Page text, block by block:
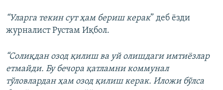
“Уларга текин сут ҳам бериш керак” деб ёзди
журналист Рустам Иқбол.
“Солиқдан озод қилиш ва уй олишдаги имтиёзлар
етмайди. Бу бечора қатламни коммунал
тўловлардан ҳам озод қилиш керак. Иложи бўлса